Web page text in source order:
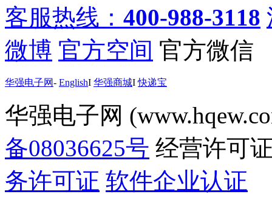
客服热线： 400-988-3118
微博 官方空间 官方微信
华强电子网- EnglishI 华强商城I快递宝
华强电子网
备08036625号 经营许可
务许可证 软件企业认证